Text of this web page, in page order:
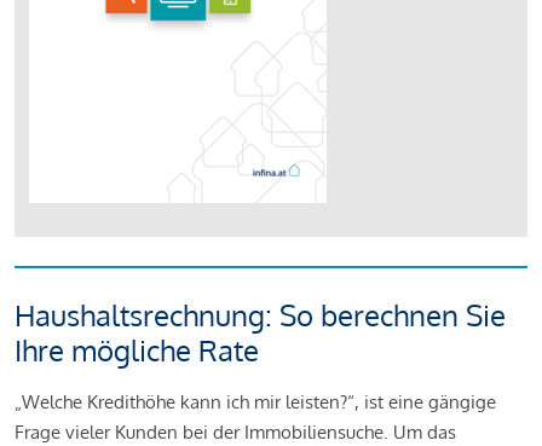
Haushaltsrechnung: So berechnen Sie
Ihre mögliche Rate
„Welche Kredithöhe kann ich mir leisten?“, ist eine gängige
Frage vieler Kunden bei der Immobiliensuche. Um das